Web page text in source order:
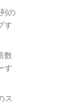
の
す
数
す
ス